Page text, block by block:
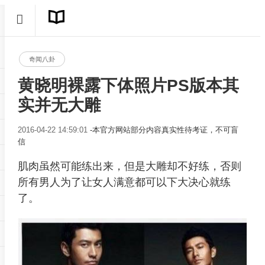
奇闻八卦
黄晓明裸露下体照片PS版本其
实并无大雕
2016-04-22 14:59:01 -本官方网站部分内容真实性待考证，不可盲
信
肌肉虽然可能练出来，但是大雕却不好练，否则
所有男人为了让女人满意都可以下大决心就练
了。